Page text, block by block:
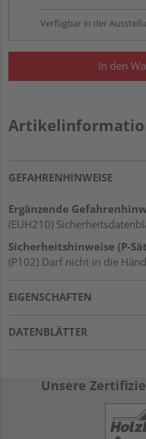
Verfügbar in der
In den
GEFAHRENHINWEISE
Ergänzende
(EUH210)
Sicherheitshinweise (P-
(P102) Darf nicht in die
EIGENSCHAFTEN
DATENBLÄTTER
Unsere